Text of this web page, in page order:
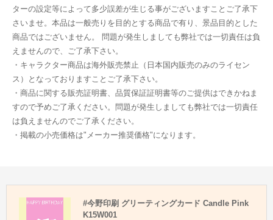
ターの設定等によって多少誤差が生じる事がございますことご了承下
さいませ。本品は一般売りを目的とする商品で有り、景品目的とした
商品ではございません。 問題が発生しましても弊社では一切責任は負
えませんので、ご了承下さい。
・キャラクター商品は海外販売禁止（日本国内販売のみのライセン
ス）となっておりますことご了承下さい。
・商品に関する販売証明書、品質保証証明書等のご提供はできかねま
すので予めご了承ください。問題が発生しましても弊社では一切責任
は負えませんのでご了承ください。
・掲載の小売価格は"メーカー推奨価格"になります。
#今野印刷 グリーティングカード Candle Pink
K15W001